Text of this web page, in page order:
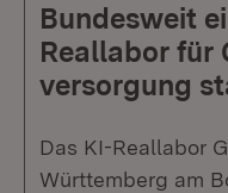
Bundesweit
Reallabor für
versorgung
Das KI-Reallabor
Württemberg am